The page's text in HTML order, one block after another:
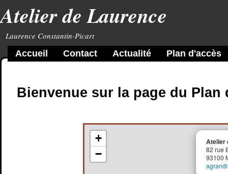
Atelier de Laurence
Laurence Constantin-Picart
Bienvenue sur la page du Plan
Atelier
82 rue
93100
+
−
Accueil Contact Actualité Plan d'accès